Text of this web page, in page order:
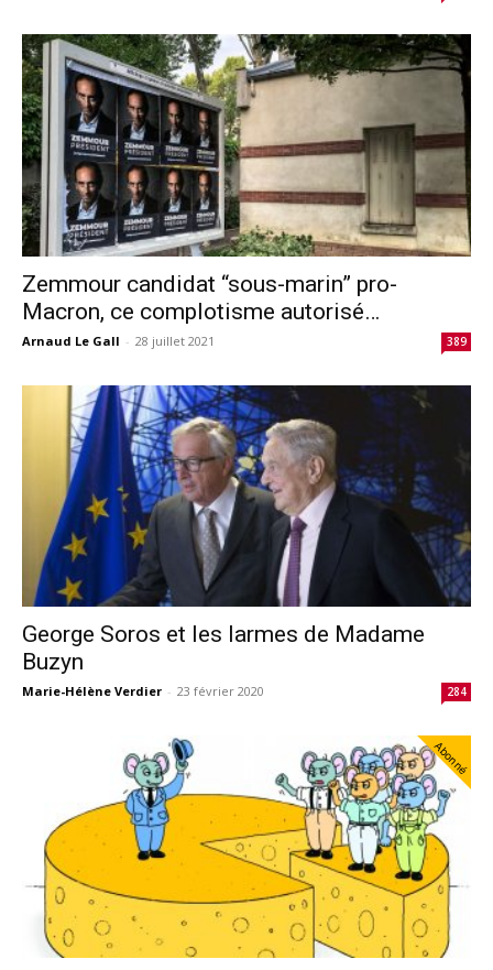
Zemmour candidat “sous-marin” pro-
Macron, ce complotisme autorisé…
Arnaud Le Gall - 28 juillet 2021 389
George Soros et les larmes de Madame
Buzyn
Marie-Hélène Verdier - 23 février 2020 284
Abonné